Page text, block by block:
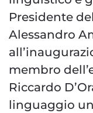
Presidente
Alessandro
membro
Riccardo
linguaggio